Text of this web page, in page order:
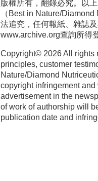
版權所有，翻錄必究。以
（Best in Nature/
法追究，任何報紙、雜誌
www.archive.org查詢所得
Copyright© 2026 All rights
principles, customer
Nature/Diamond
copyright infringement
advertisement in the
of work of authorship will
publication date and